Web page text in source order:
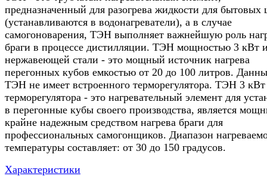
предназначенный для разогрева жидкости для бытовых
(устанавливаются в водонагреватели), а в случае
самогоноварения, ТЭН выполняет важнейшую роль
браги в процессе дистилляции. ТЭН мощностью 3 кВт
нержавеющей стали - это мощный источник нагрева
перегонных кубов емкостью от 20 до 100 литров.
ТЭН не имеет встроенного терморегулятора. ТЭН 3 кВт
терморегулятора - это нагревательный элемент для
в перегонные кубы своего производства, является
крайне надежным средством нагрева браги для
профессиональных самогонщиков. Диапазон
температуры составляет: от 30 до 150 градусов.
Характеристики